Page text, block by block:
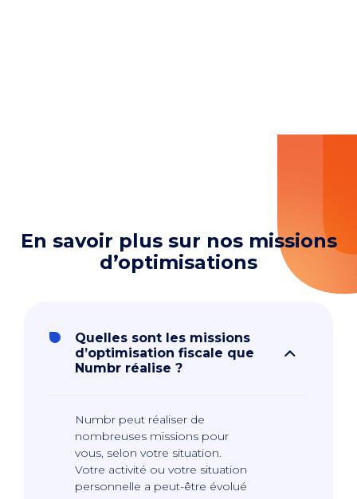
En savoir plus sur nos missions
d’optimisations
Quelles sont les missions
d’optimisation fiscale que
Numbr réalise ?
Numbr peut réaliser de
nombreuses missions pour
vous, selon votre situation.
Votre activité ou votre situation
personnelle a peut-être évolué